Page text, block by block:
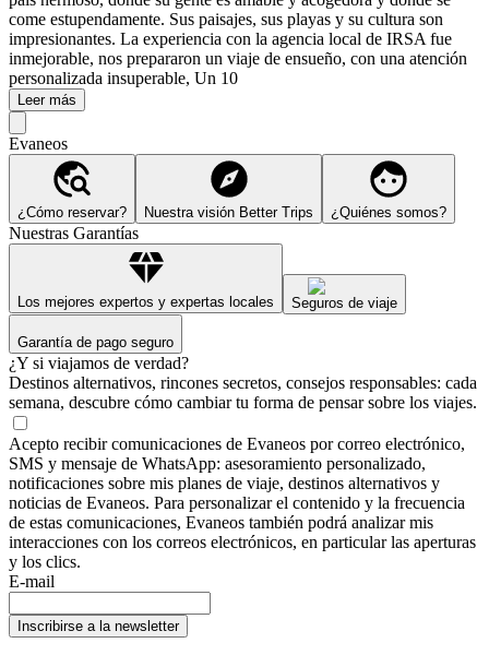
come estupendamente. Sus paisajes, sus playas y su cultura son
impresionantes. La experiencia con la agencia local de IRSA fue
inmejorable, nos prepararon un viaje de ensueño, con una atención
personalizada insuperable, Un 10
Leer más
Evaneos
¿Cómo reservar? Nuestra visión Better Trips ¿Quiénes somos?
Nuestras Garantías
Los mejores expertos y expertas locales Seguros de viaje
Garantía de pago seguro
¿Y si viajamos de verdad?
Destinos alternativos, rincones secretos, consejos responsables: cada
semana, descubre cómo cambiar tu forma de pensar sobre los viajes.
Acepto recibir comunicaciones de Evaneos por correo electrónico,
SMS y mensaje de WhatsApp: asesoramiento personalizado,
notificaciones sobre mis planes de viaje, destinos alternativos y
noticias de Evaneos. Para personalizar el contenido y la frecuencia
de estas comunicaciones, Evaneos también podrá analizar mis
interacciones con los correos electrónicos, en particular las aperturas
y los clics.
E-mail
Inscribirse a la newsletter